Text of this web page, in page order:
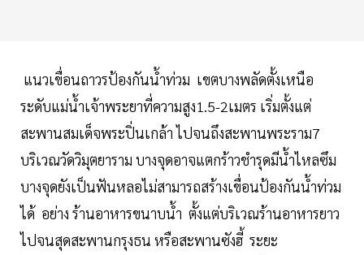
แนวเขื่อนถาวรป้องกันน้ำท่วม เขตบางพลัดตั้งเหนือ
ระดับแม่น้ำเจ้าพระยาที่ความสูง1.5-2เมตร เริ่มตั้งแต่
สะพานสมเด็จพระปิ่นเกล้า ไปจนถึงสะพานพระราม7
บริเวณวัดวิมุตยาราม บางจุดอาจแตกร้าวชำรุดมีน้ำไหลซึม
บางจุดยังเป็นฟันหลอไม่สามารถสร้างเขื่อนป้องกันน้ำท่วม
ได้ อย่าง ร้านอาหารขนาบน้ำ ตั้งแต่บริเวณร้านอาหารยาว
ไปจนสุดสะพานกรุงธน หรือสะพานซังฮี้ ระยะ